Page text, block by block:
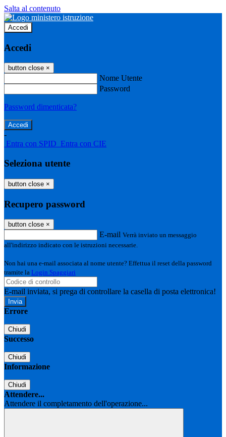
Salta al contenuto
Accedi
Accedi
button close ×
Nome Utente
Password
Password dimenticata?
-
Entra con SPID Entra con CIE
Seleziona utente
button close ×
Recupero password
button close ×
E-mail Verrà inviato un messaggio
all'indirizzo indicato con le istruzioni necessarie.
Non hai una e-mail associata al nome utente? Effettua il reset della password
tramite la Login Spaggiari
E-mail inviata, si prega di controllare la casella di posta elettronica!
Errore
Chiudi
Successo
Chiudi
Informazione
Chiudi
Attendere...
Attendere il completamento dell'operazione...